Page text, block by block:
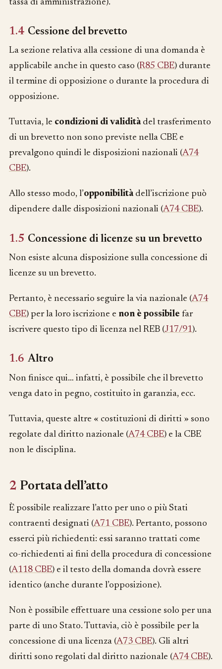
tassa di amministrazione).
1.4 Cessione del brevetto
La sezione relativa alla cessione di una domanda è
applicabile anche in questo caso (R85 CBE) durante
il termine di opposizione o durante la procedura di
opposizione.
Tuttavia, le condizioni di validitàdel trasferimento
di un brevetto non sono previste nella CBE e
prevalgono quindi le disposizioni nazionali (A74
CBE).
Allo stesso modo, l’opponibilitàdell’iscrizione può
dipendere dalle disposizioni nazionali (A74 CBE).
1.5 Concessione di licenze su un brevetto
Non esiste alcuna disposizione sulla concessione di
licenze su un brevetto.
Pertanto, è necessario seguire la via nazionale (A74
CBE) per la loro iscrizione e non è possibile far
iscrivere questo tipo di licenza nel REB (J17/91).
1.6 Altro
Non finisce qui… infatti, è possibile che il brevetto
venga dato in pegno, costituito in garanzia, ecc.
Tuttavia, queste altre « costituzioni di diritti » sono
regolate dal diritto nazionale (A74 CBE) e la CBE
non le disciplina.
2 Portata dell’atto
È possibile realizzare l’atto per uno o più Stati
contraenti designati (A71 CBE). Pertanto, possono
esserci più richiedenti: essi saranno trattati come
co-richiedenti ai fini della procedura di concessione
(A118 CBE) e il testo della domanda dovrà essere
identico (anche durante l’opposizione).
Non è possibile effettuare una cessione solo per una
parte di uno Stato. Tuttavia, ciò è possibile per la
concessione di una licenza (A73 CBE). Gli altri
diritti sono regolati dal diritto nazionale (A74 CBE).